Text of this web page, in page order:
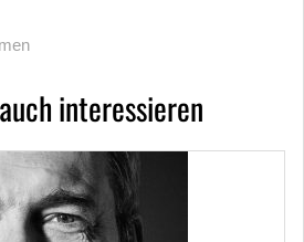
interessieren